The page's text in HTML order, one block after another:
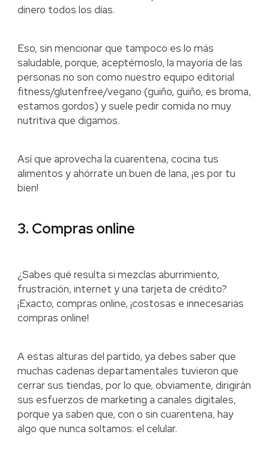
dinero todos los días.
Eso, sin mencionar que tampoco es lo más
saludable, porque, aceptémoslo, la mayoría de las
personas no son como nuestro equipo editorial
fitness/glutenfree/vegano (guiño, guiño, es broma,
estamos gordos) y suele pedir comida no muy
nutritiva que digamos.
Así que aprovecha la cuarentena, cocina tus
alimentos y ahórrate un buen de lana, ¡es por tu
bien!
3. Compras online
¿Sabes qué resulta si mezclas aburrimiento,
frustración, internet y una tarjeta de crédito?
¡Exacto, compras online, ¡costosas e innecesarias
compras online!
A estas alturas del partido, ya debes saber que
muchas cadenas departamentales tuvieron que
cerrar sus tiendas, por lo que, obviamente, dirigirán
sus esfuerzos de marketing a canales digitales,
porque ya saben que, con o sin cuarentena, hay
algo que nunca soltamos: el celular.